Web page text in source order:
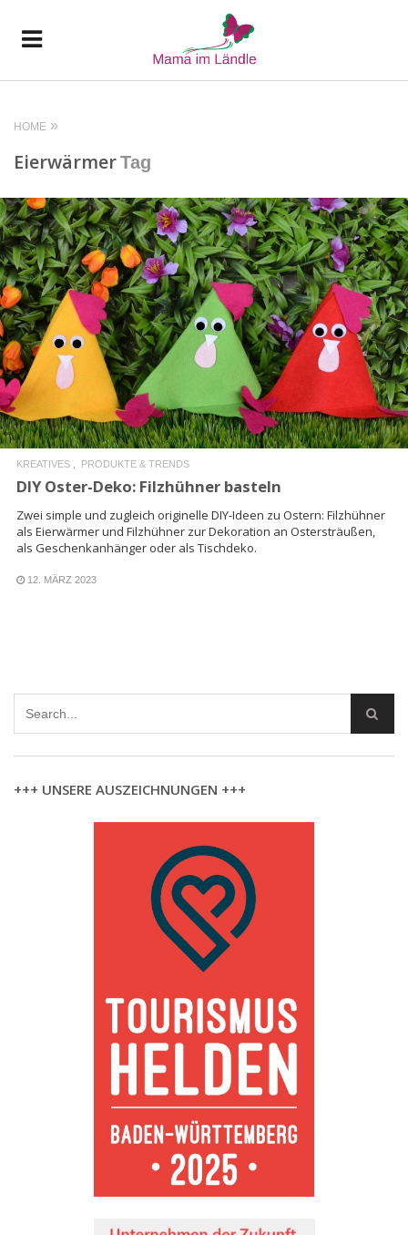
HOME
EierwärmerTag
READ MORE
KREATIVES PRODUKTE & TRENDS
DIY Oster-Deko: Filzhühner basteln
Zwei simple und zugleich originelle DIY-Ideen zu Ostern: Filzhühner
als Eierwärmer und Filzhühner zur Dekoration an Ostersträußen,
als Geschenkanhänger oder als Tischdeko.
12. MÄRZ 2023
+++ UNSERE AUSZEICHNUNGEN +++